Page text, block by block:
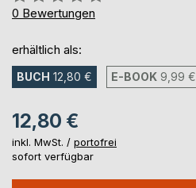
0%
0 Bewertungen
erhältlich als:
BUCH 12,80 € E-BOOK 9,99 €
12,80 €
inkl. MwSt. / portofrei
sofort verfügbar